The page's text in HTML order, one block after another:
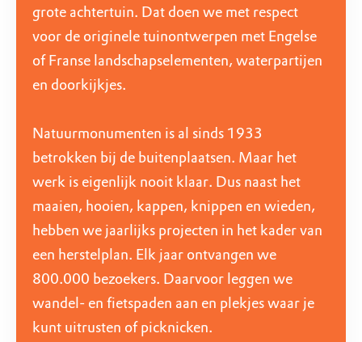
grote achtertuin. Dat doen we met respect
voor de originele tuinontwerpen met Engelse
of Franse landschapselementen, waterpartijen
en doorkijkjes.
Natuurmonumenten is al sinds 1933
betrokken bij de buitenplaatsen. Maar het
werk is eigenlijk nooit klaar. Dus naast het
maaien, hooien, kappen, knippen en wieden,
hebben we jaarlijks projecten in het kader van
een herstelplan. Elk jaar ontvangen we
800.000 bezoekers. Daarvoor leggen we
wandel- en fietspaden aan en plekjes waar je
kunt uitrusten of picknicken.